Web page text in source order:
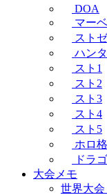
DOA
マー
スト
ハン
スト1
スト2
スト3
スト4
スト5
ホロ
ドラ
大会メモ
世界大